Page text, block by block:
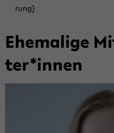
rung)
Ehe­ma­li­ge
ter*innen